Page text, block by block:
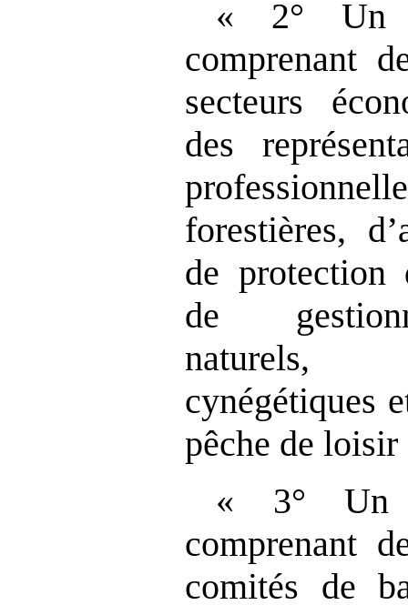
« 2° Un
comprenant
secteurs
des
forestières,
de protection
de
naturels,
cynégétiques
pêche de loisir
« 3° Un
comprenant
comités de